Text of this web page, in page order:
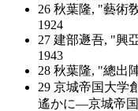
26 秋葉隆, "藝術
1924
27 建部遯吾, "興
1943
28 秋葉隆, "總出
29 京城帝国大学
遙かに―京城帝